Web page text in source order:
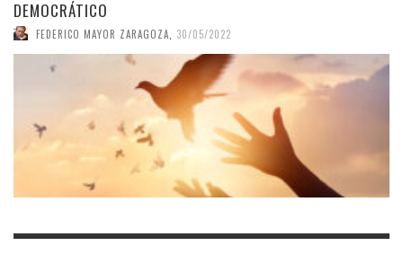
DEMOCRÁTICO
FEDERICO MAYOR ZARAGOZA 30/05/2022